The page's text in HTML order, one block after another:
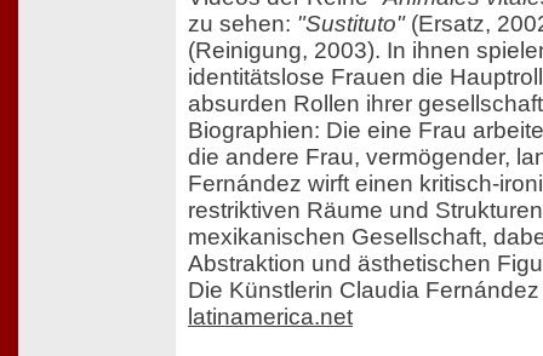
zu sehen: "Sustituto"(Ersatz,
(Reinigung, 2003). In ihnen
identitätslose Frauen die
absurden Rollen ihrer
Biographien: Die eine Frau
die andere Frau, vermögender,
Fernández wirft einen kritisch-
restriktiven Räume und
mexikanischen Gesellschaft,
Abstraktion und ästhetischen
Die Künstlerin Claudia
latinamerica.net